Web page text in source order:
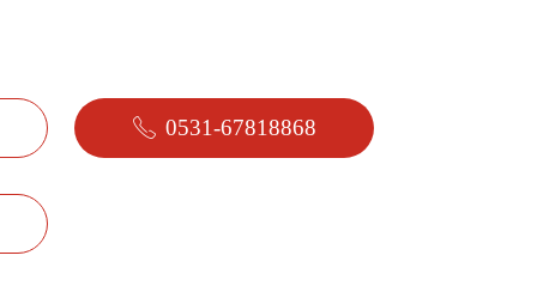
ꂅ 0531-67818868